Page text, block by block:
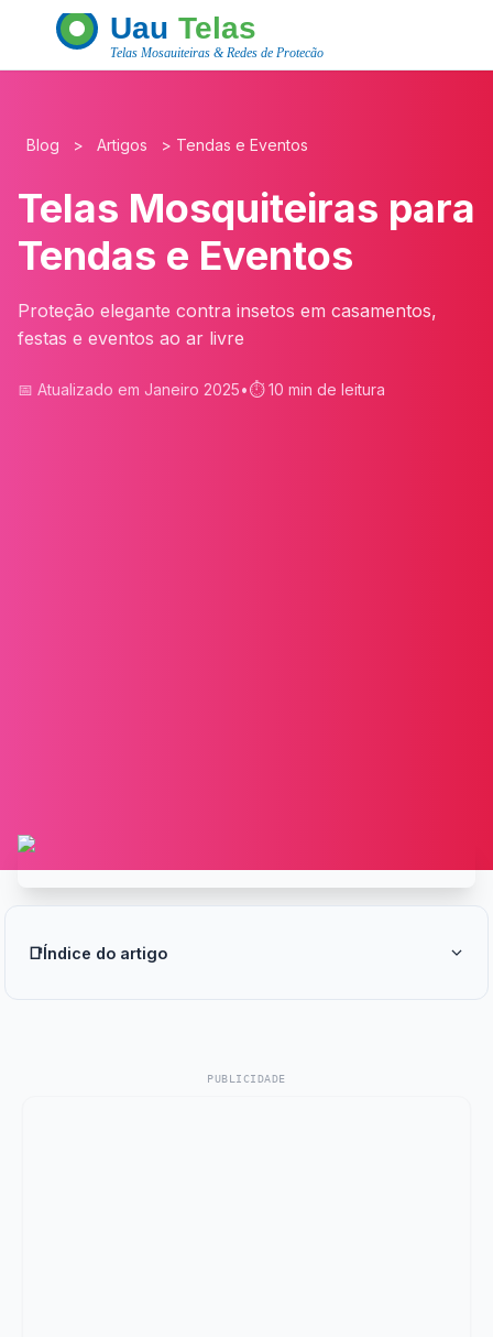
Blog > Artigos > Tendas e Eventos
Telas Mosquiteiras para
Tendas e Eventos
Proteção elegante contra insetos em casamentos,
festas e eventos ao ar livre
📅 Atualizado em Janeiro 2025•⏱️ 10 min de leitura
📑Índice do artigo
PUBLICIDADE